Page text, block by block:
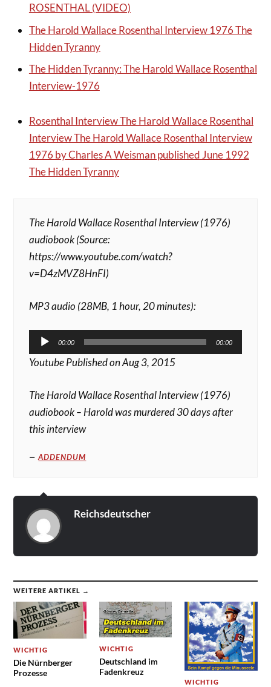
ROSENTHAL (VIDEO)
The Harold Wallace Rosenthal Interview 1976 The
Hidden Tyranny
The Hidden Tyranny: The Harold Wallace Rosenthal
Interview-1976
Rosenthal Interview The Harold Wallace Rosenthal
Interview The Harold Wallace Rosenthal Interview
1976 by Charles A Weisman published June 1992
The Hidden Tyranny
The Harold Wallace Rosenthal Interview (1976)
audiobook (Source:
https://www.youtube.com/watch?
v=D4zMVZ8HnFI)
MP3 audio (28MB, 1 hour, 20 minutes):
Audio-
Player
00:00 00:00
Youtube Published on Aug 3, 2015
The Harold Wallace Rosenthal Interview (1976)
audiobook – Harold was murdered 30 days after
this interview
ADDENDUM
Reichsdeutscher
WEITERE ARTIKEL →
WICHTIG
Die Nürnberger
Prozesse
WICHTIG
Deutschland im
Fadenkreuz
WICHTIG